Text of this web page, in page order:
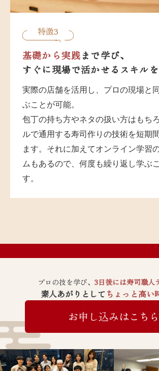
特徴3
基礎から実践まで学び、
すぐに現場で活かせるスキルを
実際の店舗を活用し、プロの現場と
ぶことが可能。
包丁の持ち方やネタの扱い方はもち
ルで通用する寿司作りの技術を短期
ます。それに加えてオンライン学習
ムもあるので、何度も繰り返し学ぶ
す。
プロの技を学び、 3日後には寿司職人
素人あがりとしてちょっと高い
お申し込みはこちら